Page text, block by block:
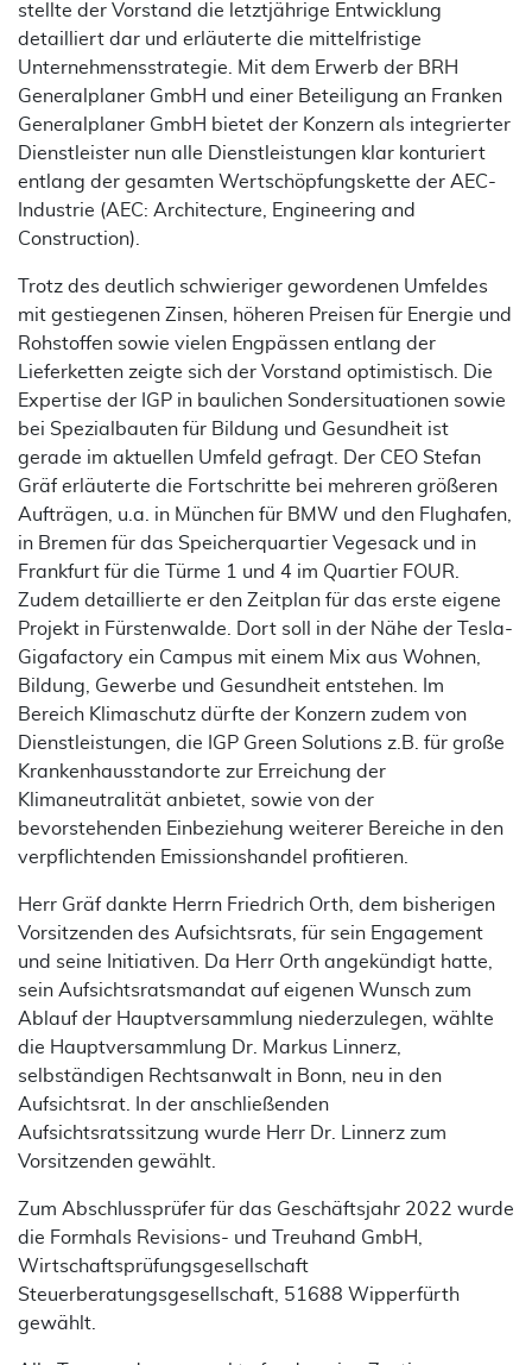
stellte der Vorstand die letztjährige Entwicklung
detailliert dar und erläuterte die mittelfristige
Unternehmensstrategie. Mit dem Erwerb der BRH
Generalplaner GmbH und einer Beteiligung an Franken
Generalplaner GmbH bietet der Konzern als integrierter
Dienstleister nun alle Dienstleistungen klar konturiert
entlang der gesamten Wertschöpfungskette der AEC-
Industrie (AEC: Architecture, Engineering and
Construction).
Trotz des deutlich schwieriger gewordenen Umfeldes
mit gestiegenen Zinsen, höheren Preisen für Energie und
Rohstoffen sowie vielen Engpässen entlang der
Lieferketten zeigte sich der Vorstand optimistisch. Die
Expertise der IGP in baulichen Sondersituationen sowie
bei Spezialbauten für Bildung und Gesundheit ist
gerade im aktuellen Umfeld gefragt. Der CEO Stefan
Gräf erläuterte die Fortschritte bei mehreren größeren
Aufträgen, u.a. in München für BMW und den Flughafen,
in Bremen für das Speicherquartier Vegesack und in
Frankfurt für die Türme 1 und 4 im Quartier FOUR.
Zudem detaillierte er den Zeitplan für das erste eigene
Projekt in Fürstenwalde. Dort soll in der Nähe der Tesla-
Gigafactory ein Campus mit einem Mix aus Wohnen,
Bildung, Gewerbe und Gesundheit entstehen. Im
Bereich Klimaschutz dürfte der Konzern zudem von
Dienstleistungen, die IGP Green Solutions z.B. für große
Krankenhausstandorte zur Erreichung der
Klimaneutralität anbietet, sowie von der
bevorstehenden Einbeziehung weiterer Bereiche in den
verpflichtenden Emissionshandel profitieren.
Herr Gräf dankte Herrn Friedrich Orth, dem bisherigen
Vorsitzenden des Aufsichtsrats, für sein Engagement
und seine Initiativen. Da Herr Orth angekündigt hatte,
sein Aufsichtsratsmandat auf eigenen Wunsch zum
Ablauf der Hauptversammlung niederzulegen, wählte
die Hauptversammlung Dr. Markus Linnerz,
selbständigen Rechtsanwalt in Bonn, neu in den
Aufsichtsrat. In der anschließenden
Aufsichtsratssitzung wurde Herr Dr. Linnerz zum
Vorsitzenden gewählt.
Zum Abschlussprüfer für das Geschäftsjahr 2022 wurde
die Formhals Revisions- und Treuhand GmbH,
Wirtschaftsprüfungsgesellschaft
Steuerberatungsgesellschaft, 51688 Wipperfürth
gewählt.